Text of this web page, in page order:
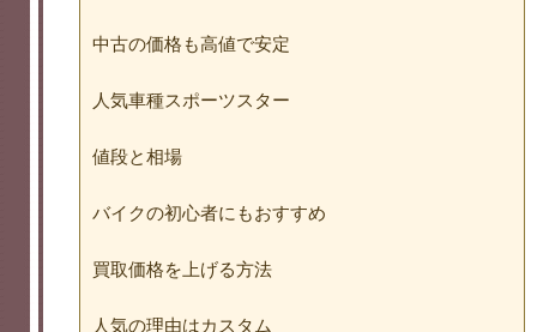
中古の価格も高値で安定
人気車種スポーツスター
値段と相場
バイクの初心者にもおすすめ
買取価格を上げる方法
人気の理由はカスタム